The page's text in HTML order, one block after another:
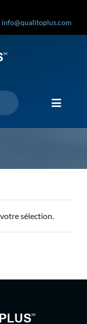
info@qualitoplus.com
Toggle
D’où
Produits
sélection.